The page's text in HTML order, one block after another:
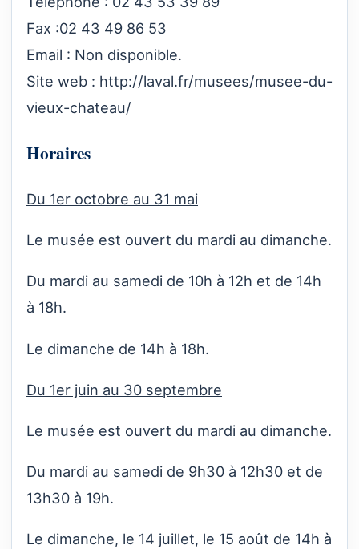
Fax :02 43 49 86 53
Email : Non disponible.
Site web : http://laval.fr/musees/musee-du-
vieux-chateau/
Horaires
Du 1er octobre au 31 mai
Le musée est ouvert du mardi au dimanche.
Du mardi au samedi de 10h à 12h et de 14h
à 18h.
Le dimanche de 14h à 18h.
Du 1er juin au 30 septembre
Le musée est ouvert du mardi au dimanche.
Du mardi au samedi de 9h30 à 12h30 et de
13h30 à 19h.
Le dimanche, le 14 juillet, le 15 août de 14h à